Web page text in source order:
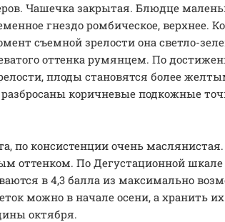
Чашечка закрытая. Блюдце
гнездо ромбическое, верхнее.
съемной зрелости она светло-
оттенка румянцем. По
плоды становятся более
коричневые подкожные
по консистенции очень
оттенком. По Дегустационной
в 4,3 балла из максимально
можно в начале осени, а хранить
октября.